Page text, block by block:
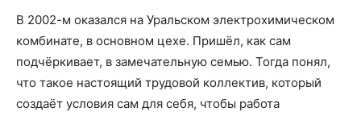
В 2002-м оказался на Уральском электрохимическом
комбинате, в основном цехе. Пришёл, как сам
подчёркивает, в замечательную семью. Тогда понял,
что такое настоящий трудовой коллектив, который
создаёт условия сам для себя, чтобы работа